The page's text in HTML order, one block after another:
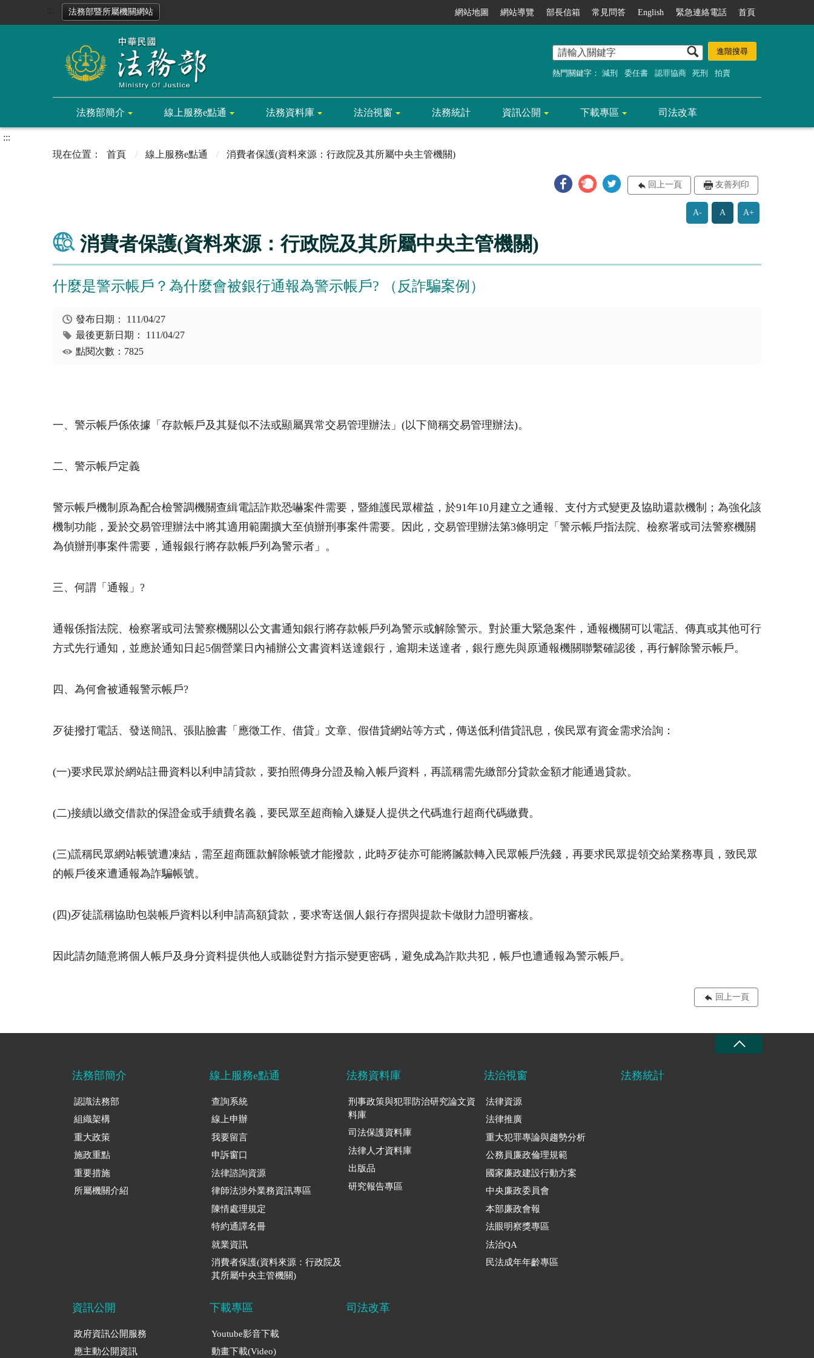
法務部暨所屬機關網站 網站地圖 網站導覽 部長信箱 常見問答 English 緊急連絡電話 首頁
熱門關鍵字： 減刑 委任書 認罪協商 死刑 拍賣
法務部簡介 線上服務e點通 法務資料庫 法治視窗 法務統計 資訊公開 下載專區 司法改革
:::
首頁
線上服務e點通 消費者保護(資料來源：行政院及其所屬中央主管機關)
回上一頁 友善列印
A- A A+
消費者保護(資料來源：行政院及其所屬中央主管機關)
什麼是警示帳戶？為什麼會被銀行通報為警示帳戶? （反詐騙案例）
發布日期： 111/04/27
最後更新日期： 111/04/27
點閱次數：7825
一、警示帳戶係依據「存款帳戶及其疑似不法或顯屬異常交易管理辦法」 (以下簡稱交易管理辦法)。
二、警示帳戶定義
警示帳戶機制原為配合檢警調機關查緝電話詐欺恐嚇案件需要，暨維護民眾權益，於91年10月建立之通報、支付方式變更及協助還款機制；為強化該
機制功能，爰於交易管理辦法中將其適用範圍擴大至偵辦刑事案件需要。因此，交易管理辦法第3條明定「警示帳戶指法院、檢察署或司法警察機關
為偵辦刑事案件需要，通報銀行將存款帳戶列為警示者」。
三、何謂「通報」 ?
通報係指法院、檢察署或司法警察機關以公文書通知銀行將存款帳戶列為警示或解除警示。對於重大緊急案件，通報機關可以電話、傳真或其他可行
方式先行通知，並應於通知日起5個營業日內補辦公文書資料送達銀行，逾期未送達者，銀行應先與原通報機關聯繫確認後，再行解除警示帳戶。
四、為何會被通報警示帳戶?
歹徒撥打電話、發送簡訊、張貼臉書「應徵工作、借貸」文章、假借貸網站等方式，傳送低利借貸訊息，俟民眾有資金需求洽詢：
(一)要求民眾於網站註冊資料以利申請貸款，要拍照傳身分證及輸入帳戶資料，再謊稱需先繳部分貸款金額才能通過貸款。
(二)接續以繳交借款的保證金或手續費名義，要民眾至超商輸入嫌疑人提供之代碼進行超商代碼繳費。
(三)謊稱民眾網站帳號遭凍結，需至超商匯款解除帳號才能撥款，此時歹徒亦可能將贓款轉入民眾帳戶洗錢，再要求民眾提領交給業務專員，致民眾
的帳戶後來遭通報為詐騙帳號。
(四)歹徒謊稱協助包裝帳戶資料以利申請高額貸款，要求寄送個人銀行存摺與提款卡做財力證明審核。
因此請勿隨意將個人帳戶及身分資料提供他人或聽從對方指示變更密碼，避免成為詐欺共犯，帳戶也遭通報為警示帳戶。
回上一頁
法務部簡介
認識法務部
組織架構
重大政策
施政重點
重要措施
所屬機關介紹
線上服務e點通
查詢系統
線上申辦
我要留言
申訴窗口
法律諮詢資源
律師法涉外業務資訊專區
陳情處理規定
特約通譯名冊
就業資訊
消費者保護(資料來源：行政院及
其所屬中央主管機關)
法務資料庫
刑事政策與犯罪防治研究論文資
料庫
司法保護資料庫
法律人才資料庫
出版品
研究報告專區
法治視窗
法律資源
法律推廣
重大犯罪專論與趨勢分析
公務員廉政倫理規範
國家廉政建設行動方案
中央廉政委員會
本部廉政會報
法眼明察獎專區
法治QA
民法成年年齡專區
法務統計
資訊公開
政府資訊公開服務
應主動公開資訊
下載專區
Youtube影音下載
動畫下載(Video)
司法改革